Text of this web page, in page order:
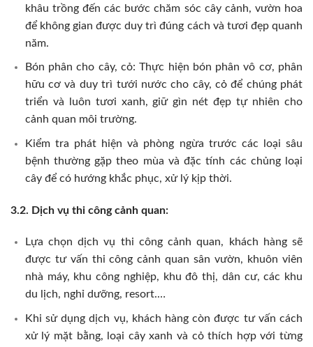
khâu trồng đến các bước chăm sóc cây cảnh, vườn hoa
để không gian được duy trì đúng cách và tươi đẹp quanh
năm.
Bón phân cho cây, cỏ: Thực hiện bón phân vô cơ, phân
hữu cơ và duy trì tưới nước cho cây, cỏ để chúng phát
triển và luôn tươi xanh, giữ gìn nét đẹp tự nhiên cho
cảnh quan môi trường.
Kiểm tra phát hiện và phòng ngừa trước các loại sâu
bệnh thường gặp theo mùa và đặc tính các chủng loại
cây để có hướng khắc phục, xử lý kịp thời.
3.2. Dịch vụ thi công cảnh quan:
Lựa chọn dịch vụ thi công cảnh quan, khách hàng sẽ
được tư vấn thi công cảnh quan sân vườn, khuôn viên
nhà máy, khu công nghiệp, khu đô thị, dân cư, các khu
du lịch, nghỉ dưỡng, resort.…
Khi sử dụng dịch vụ, khách hàng còn được tư vấn cách
xử lý mặt bằng, loại cây xanh và cỏ thích hợp với từng